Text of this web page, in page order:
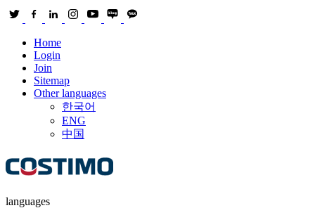
Home
Login
Join
Sitemap
Other languages
한국어
ENG
中国
languages